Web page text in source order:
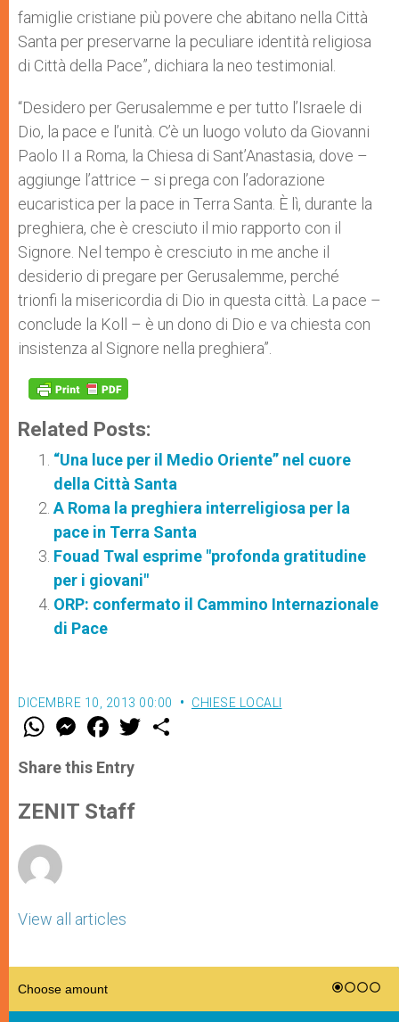
famiglie cristiane più povere che abitano nella Città
Santa per preservarne la peculiare identità religiosa
di Città della Pace”, dichiara la neo testimonial.
“Desidero per Gerusalemme e per tutto l’Israele di
Dio, la pace e l’unità. C’è un luogo voluto da Giovanni
Paolo II a Roma, la Chiesa di Sant’Anastasia, dove –
aggiunge l’attrice – si prega con l’adorazione
eucaristica per la pace in Terra Santa. È lì, durante la
preghiera, che è cresciuto il mio rapporto con il
Signore. Nel tempo è cresciuto in me anche il
desiderio di pregare per Gerusalemme, perché
trionfi la misericordia di Dio in questa città. La pace –
conclude la Koll – è un dono di Dio e va chiesta con
insistenza al Signore nella preghiera”.
Related Posts:
“Una luce per il Medio Oriente” nel cuore
della Città Santa
A Roma la preghiera interreligiosa per la
pace in Terra Santa
Fouad Twal esprime "profonda gratitudine
per i giovani"
ORP: confermato il Cammino Internazionale
di Pace
DICEMBRE 10, 2013 00:00 CHIESE LOCALI
W
t
s
p
p
M
e
s
e
g
e
F
a
e
b
o
k
w
Share this Entry
ZENIT Staff
View all articles